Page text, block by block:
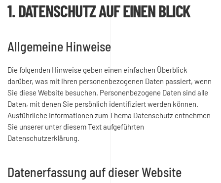
1. DATENSCHUTZ AUF EINEN BLICK
Allgemeine Hinweise
Die folgenden Hinweise geben einen einfachen Überblick
darüber, was mit Ihren personenbezogenen Daten passiert, wenn
Sie diese Website besuchen. Personenbezogene Daten sind alle
Daten, mit denen Sie persönlich identifiziert werden können.
Ausführliche Informationen zum Thema Datenschutz entnehmen
Sie unserer unter diesem Text aufgeführten
Datenschutzerklärung.
Datenerfassung auf dieser Website